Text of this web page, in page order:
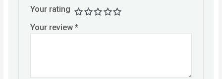
Your rating
Your review*